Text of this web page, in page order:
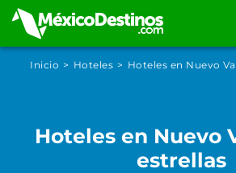
Inicio Hoteles Hoteles en Nuevo
Hoteles en Nuevo
estrellas